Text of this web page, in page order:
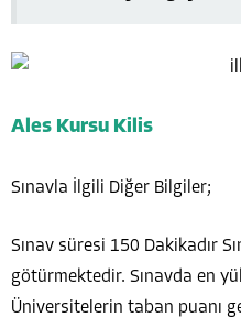
Ales Kursu Kilis
Sınavla İlgili Diğer Bilgiler;
Sınav süresi 150 Dakikadır
götürmektedir. Sınavda en
Üniversitelerin taban puanı